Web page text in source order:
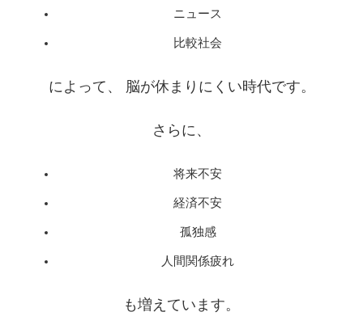
ニュース
比較社会
によって、 脳が休まりにくい時代です。
さらに、
将来不安
経済不安
孤独感
人間関係疲れ
も増えています。